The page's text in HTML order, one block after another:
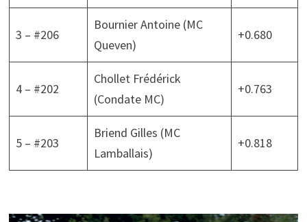
3 – #206
Bournier Antoine (MC
Queven)
+0.680
4 – #202
Chollet Frédérick
(Condate MC)
+0.763
5 – #203
Briend Gilles (MC
Lamballais)
+0.818